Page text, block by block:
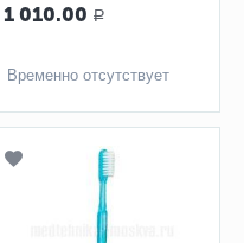
1 010.00 Р
Временно отсутствует